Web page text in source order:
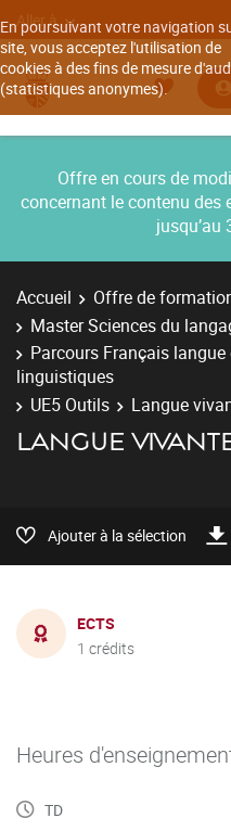
En poursuivant votre navigation
site, vous acceptez l'utilisation de
cookies à des fins de mesure
(statistiques anonymes).
Aller à
Offre en cours de
concernant le contenu des
jusqu’au
Accueil Offre de
Master Sciences du
Parcours Français
linguistiques
UE5 Outils
Langue
LANGUE
Ajouter à la sélection
ECTS
1 crédits
Heures
TD